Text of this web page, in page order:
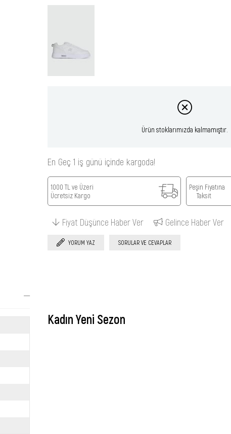
Ürün stoklarımızda kalmamıştır.
En Geç 1 iş günü içinde kargoda!
1000 TL ve Üzeri
Ücretsiz Kargo
Peşin Fiyatına
Taksit
Fiyat Düşünce Haber Ver Gelince Haber Ver
YORUM YAZ SORULAR VE CEVAPLAR
Kadın Yeni Sezon